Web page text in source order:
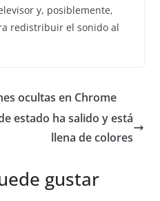
y, posiblemente,
redistribuir el sonido al
ocultas en Chrome
estado ha salido y está
llena de colores
gustar